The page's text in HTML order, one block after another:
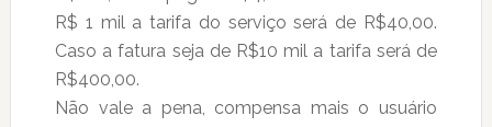
R$ 1 mil a tarifa do serviço será de R$40,00.
Caso a fatura seja de R$10 mil a tarifa será de
R$400,00.
Não vale a pena, compensa mais o usuário